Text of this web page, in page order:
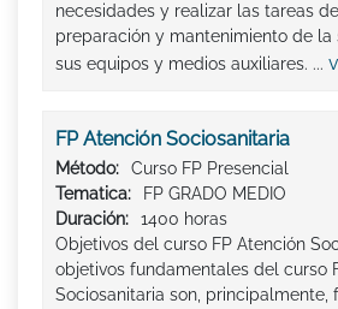
necesidades y realizar las tareas
preparación y mantenimiento de la
sus equipos y medios auxiliares. ...
FP Atención Sociosanitaria
Método:
Curso FP Presencial
Tematica:
FP GRADO MEDIO
Duración:
1400 horas
Objetivos del curso FP Atención
objetivos fundamentales del curso
Sociosanitaria son, principalmente,